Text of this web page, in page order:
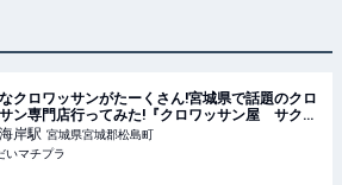
クロワッサンがたーくさん!宮城県で話題のクロ
ン専門店行ってみた!『クロワッサン屋 サクサ
島店』~宮城県松島~ - せんだいマチプラ
岸駅 宮城県宮城郡松島町
いマチプラ